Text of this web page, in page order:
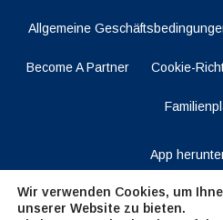
Allgemeine
Become A Partner Cookie-
App
Wir verwenden Cookies, um
unserer Website zu bieten.